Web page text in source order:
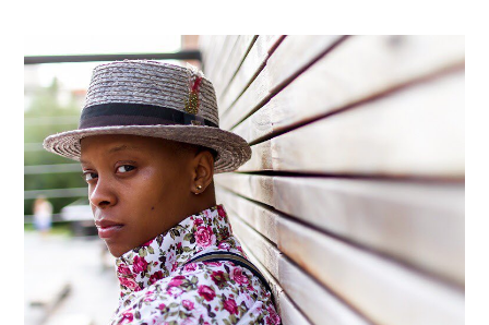
Business
Lifestyle
Entertainment